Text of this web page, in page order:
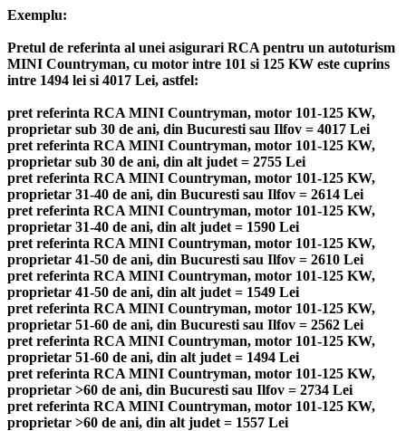
Exemplu:
Pretul de referinta al unei asigurari RCA pentru un autoturism
MINI Countryman, cu motor intre 101 si 125 KW este cuprins
intre 1494 lei si 4017 Lei, astfel:
pret referinta RCA MINI Countryman, motor 101-125 KW,
proprietar sub 30 de ani, din Bucuresti sau Ilfov = 4017 Lei
pret referinta RCA MINI Countryman, motor 101-125 KW,
proprietar sub 30 de ani, din alt judet = 2755 Lei
pret referinta RCA MINI Countryman, motor 101-125 KW,
proprietar 31-40 de ani, din Bucuresti sau Ilfov = 2614 Lei
pret referinta RCA MINI Countryman, motor 101-125 KW,
proprietar 31-40 de ani, din alt judet = 1590 Lei
pret referinta RCA MINI Countryman, motor 101-125 KW,
proprietar 41-50 de ani, din Bucuresti sau Ilfov = 2610 Lei
pret referinta RCA MINI Countryman, motor 101-125 KW,
proprietar 41-50 de ani, din alt judet = 1549 Lei
pret referinta RCA MINI Countryman, motor 101-125 KW,
proprietar 51-60 de ani, din Bucuresti sau Ilfov = 2562 Lei
pret referinta RCA MINI Countryman, motor 101-125 KW,
proprietar 51-60 de ani, din alt judet = 1494 Lei
pret referinta RCA MINI Countryman, motor 101-125 KW,
proprietar >60 de ani, din Bucuresti sau Ilfov = 2734 Lei
pret referinta RCA MINI Countryman, motor 101-125 KW,
proprietar >60 de ani, din alt judet = 1557 Lei